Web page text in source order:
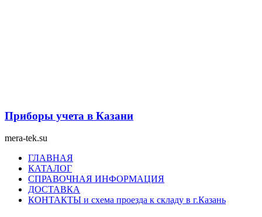
Приборы учета в Казани
mera-tek.su
МенюГЛАВНАЯ
КАТАЛОГ
СПРАВОЧНАЯ ИНФОРМАЦИЯ
ДОСТАВКА
КОНТАКТЫ и схема проезда к складу в г.Казань